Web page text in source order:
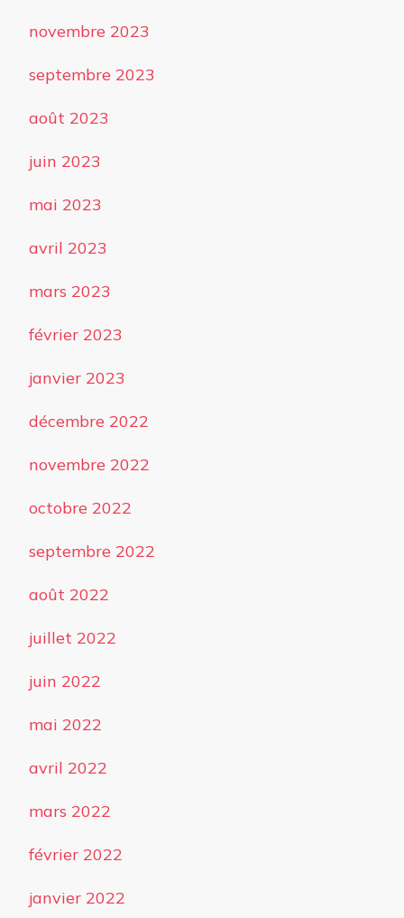
novembre 2023
septembre 2023
août 2023
juin 2023
mai 2023
avril 2023
mars 2023
février 2023
janvier 2023
décembre 2022
novembre 2022
octobre 2022
septembre 2022
août 2022
juillet 2022
juin 2022
mai 2022
avril 2022
mars 2022
février 2022
janvier 2022